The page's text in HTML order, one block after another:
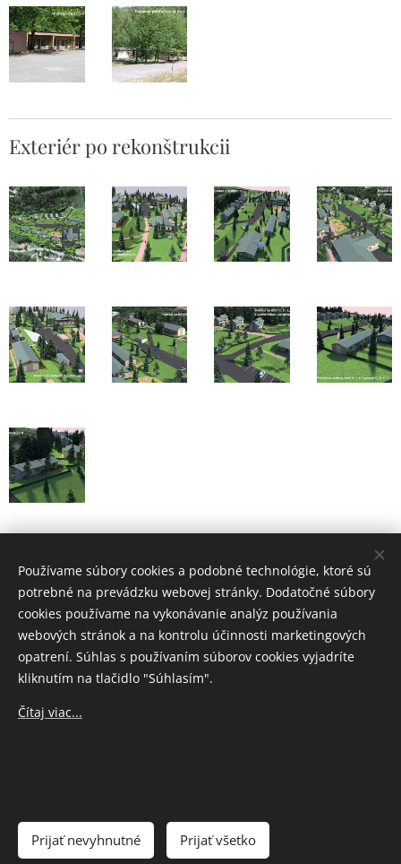
Exteriér po rekonštrukcii
Okolitá príroda
Používame súbory cookies a podobné technológie, ktoré sú
potrebné na prevádzku webovej stránky. Dodatočné súbory
cookies používame na vykonávanie analýz používania
webových stránok a na kontrolu účinnosti marketingových
opatrení. Súhlas s používaním súborov cookies vyjadríte
kliknutím na tlačidlo "Súhlasím".
Čítaj viac...
Prijať nevyhnutné Prijať všetko